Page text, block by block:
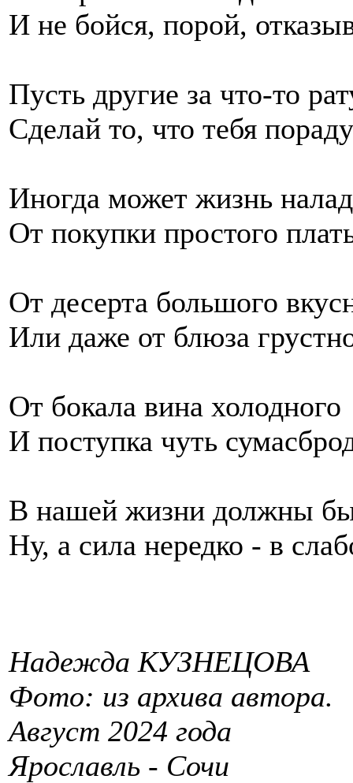
И не бойся, порой,
Пусть другие за что-то
Сделай то, что тебя
Иногда может жизнь
От покупки простого
От десерта большого
Или даже от блюза
От бокала вина холодного
И поступка чуть
В нашей жизни должны
Ну, а сила нередко - в
Надежда КУЗНЕЦОВА
Фото: из архива автора.
Август 2024 года
Ярославль - Сочи